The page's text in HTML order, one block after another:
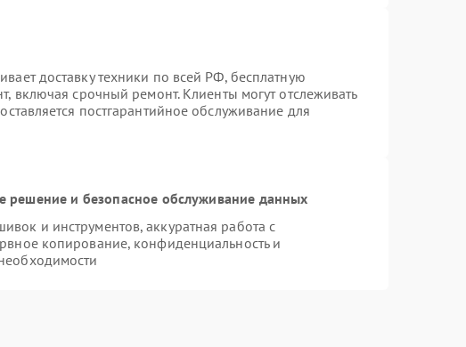
доставку техники по всей РФ, бесплатную
включая срочный ремонт. Клиенты могут отслеживать
постгарантийное обслуживание для
и безопасное обслуживание данных
и инструментов, аккуратная работа с
копирование, конфиденциальность и